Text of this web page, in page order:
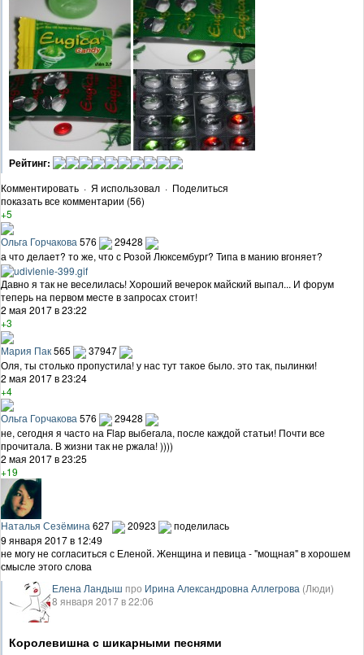
Рейтинг:
Комментировать · Я использовал · Поделиться
показать все комментарии (56)
+5
Ольга Горчакова 576
29428
а что делает? то же, что с Розой Люксембург? Типа в манию вгоняет?
Давно я так не веселилась! Хороший вечерок майский выпал... И форум
теперь на первом месте в запросах стоит!
2 мая 2017 в 23:22
+3
Мария Пак565
37947
Оля, ты столько пропустила! у нас тут такое было. это так, пылинки!
2 мая 2017 в 23:24
+4
Ольга Горчакова576
29428
не, сегодня я часто на Flap выбегала, после каждой статьи! Почти все
прочитала. В жизни так не ржала! ))))
2 мая 2017 в 23:25
+19
Наталья Сезёмина 627 20923
поделилась
9 января 2017 в 12:49
не могу не согласиться с Еленой. Женщина и певица - "мощная" в хорошем
смысле этого слова
Елена Ландыш про Ирина Александровна Аллегрова (Люди)
8 января 2017 в 22:06
Королевишна с шикарными песнями